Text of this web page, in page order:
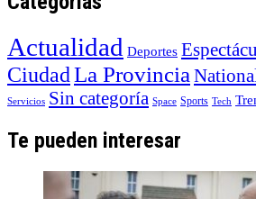
Actualidad Deportes
Ciudad La Provincia
Servicios Sin categoría Space Sports Tech
Te pueden interesar